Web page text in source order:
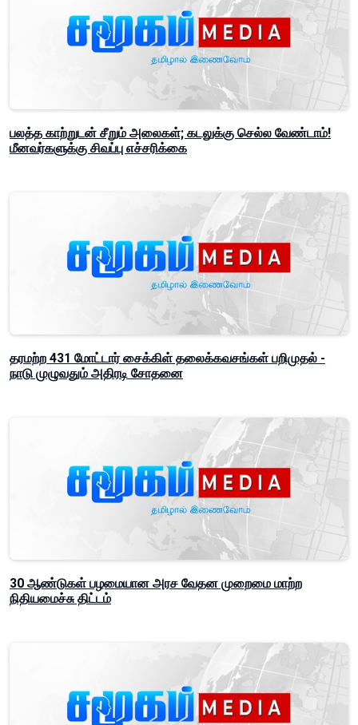
பலத்த காற்றுடன் சீறும் அலைகள்; கடலுக்கு செல்ல வேண்டாம்!
மீனவர்களுக்கு சிவப்பு எச்சரிக்கை
தரமற்ற 431 மோட்டார் சைக்கிள் தலைக்கவசங்கள் பறிமுதல் -
நாடு முழுவதும் அதிரடி சோதனை
30 ஆண்டுகள் பழமையான அரச வேதன முறைமை மாற்ற
நிதியமைச்சு திட்டம்